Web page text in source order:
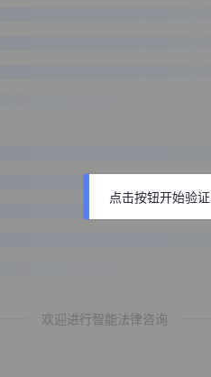
欢迎进行智能法律咨询
点击按钮开始验证